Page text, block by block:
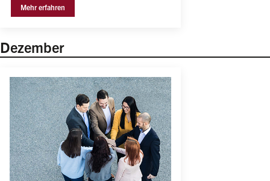
Mehr erfahren
Dezember